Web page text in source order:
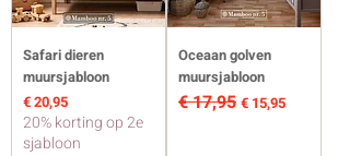
Safari dieren
muursjabloon
Prijs
€ 20,95
20% korting op 2e
sjabloon
Oceaan golven
muursjabloon
Normale prijs
€ 17,95 Verkoopprijs
€ 15,95